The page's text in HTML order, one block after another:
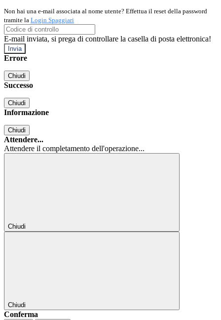
Non hai una e-mail associata al nome utente? Effettua il reset della password
tramite la Login Spaggiari
E-mail inviata, si prega di controllare la casella di posta elettronica!
Errore
Chiudi
Successo
Chiudi
Informazione
Chiudi
Attendere...
Attendere il completamento dell'operazione...
Chiudi
Chiudi
Conferma